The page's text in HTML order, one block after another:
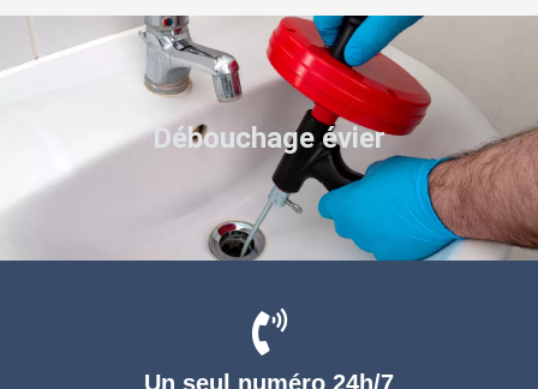
Un seul numéro 24h/7
Débouchage évier